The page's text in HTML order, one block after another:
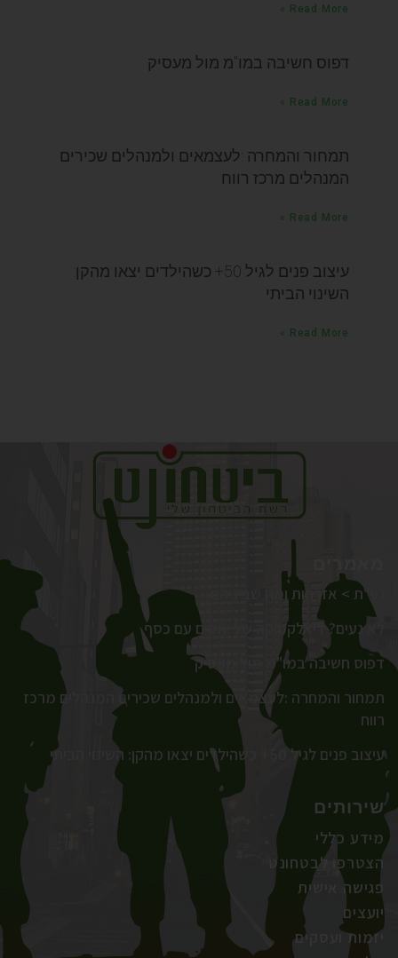
Read More »
דפוס חשיבה במו"מ מול מעסיק
Read More »
תמחור והמחרה :לעצמאים ולמנהלים שכירים
המנהלים מרכז רווח
Read More »
עיצוב פנים לגיל 50+ כשהילדים יצאו מהקן:
השינוי הביתי
Read More »
נע"ת > אזרחות ומה שביניהם
לא נעים? דיאלקטיקה של יחסים עם כסף
דפוס חשיבה במו"מ מול מעסיק
תמחור והמחרה :לעצמאים ולמנהלים שכירים המנהלים מרכז
רווח
עיצוב פנים לגיל 50+ כשהילדים יצאו מהקן: השינוי הביתי
שירותים
מידע כללי
הצטרפו לבטחונט
פגישה אישית
יועצים
יזמות ועסקים